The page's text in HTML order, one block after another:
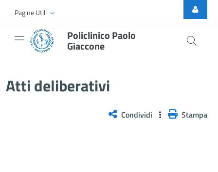
Skip to Main Content
Pagine Utili
Policlinico Paolo
Giaccone
Atti deliberativi
Condividi Stampa